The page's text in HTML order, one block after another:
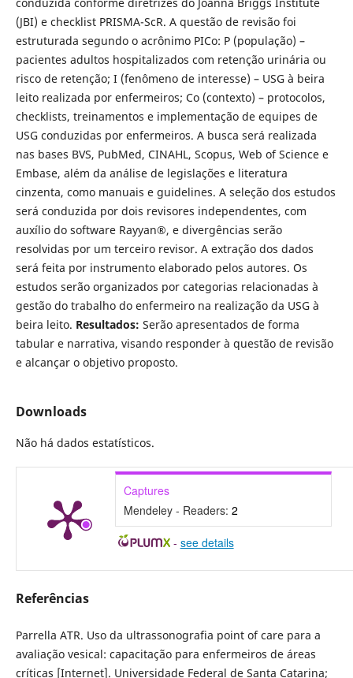
conduzida conforme diretrizes do Joanna Briggs Institute
(JBI) e checklist PRISMA-ScR. A questão de revisão foi
estruturada segundo o acrônimo PICo: P (população) –
pacientes adultos hospitalizados com retenção urinária ou
risco de retenção; I (fenômeno de interesse) – USG à beira
leito realizada por enfermeiros; Co (contexto) – protocolos,
checklists, treinamentos e implementação de equipes de
USG conduzidas por enfermeiros. A busca será realizada
nas bases BVS, PubMed, CINAHL, Scopus, Web of Science e
Embase, além da análise de legislações e literatura
cinzenta, como manuais e guidelines. A seleção dos estudos
será conduzida por dois revisores independentes, com
auxílio do software Rayyan®, e divergências serão
resolvidas por um terceiro revisor. A extração dos dados
será feita por instrumento elaborado pelos autores. Os
estudos serão organizados por categorias relacionadas à
gestão do trabalho do enfermeiro na realização da USG à
beira leito. Resultados: Serão apresentados de forma
tabular e narrativa, visando responder à questão de revisão
e alcançar o objetivo proposto.
Downloads
Não há dados estatísticos.
Captures
Mendeley - Readers: 2
- see details
Referências
Parrella ATR. Uso da ultrassonografia point of care para a
avaliação vesical: capacitação para enfermeiros de áreas
críticas [Internet]. Universidade Federal de Santa Catarina;